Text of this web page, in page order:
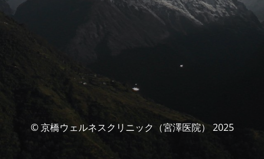
© 京橋ウェルネスクリニック（宮澤医院） 2025